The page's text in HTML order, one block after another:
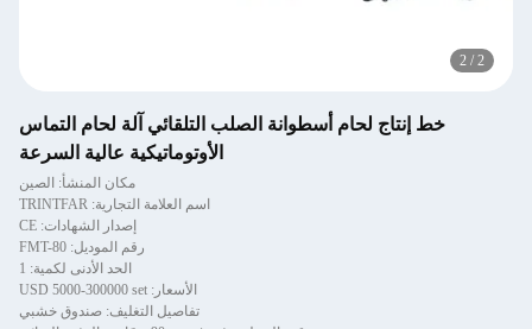
2
/
2
خط إنتاج لحام أسطوانة الصلب التلقائي آلة لحام التماس
الأوتوماتيكية عالية السرعة
مكان المنشأ: الصين
اسم العلامة التجارية: TRINTFAR
إصدار الشهادات: CE
رقم الموديل: FMT-80
الحد الأدنى لكمية: 1
الأسعار: USD 5000-300000 set
تفاصيل التغليف: صندوق خشبي